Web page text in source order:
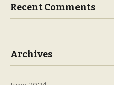
Recent Comments
Archives